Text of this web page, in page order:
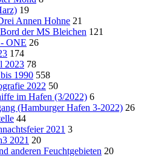
19
Annen Hohne 21
der MS Bleichen 121
ONE 26
174
2023 78
1990 558
2022 50
im Hafen (3/2022) 6
(Hamburger Hafen 3-2022) 26
44
2021 3
2021 20
anderen Feuchtgebieten 20